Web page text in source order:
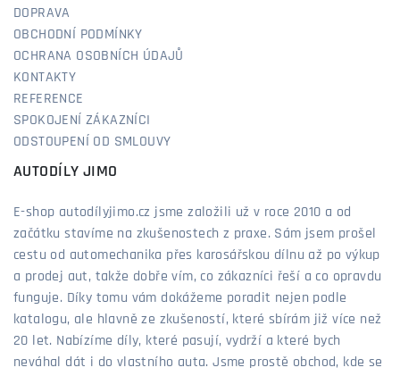
DOPRAVA
OBCHODNÍ PODMÍNKY
OCHRANA OSOBNÍCH ÚDAJŮ
KONTAKTY
REFERENCE
SPOKOJENÍ ZÁKAZNÍCI
ODSTOUPENÍ OD SMLOUVY
AUTODÍLY JIMO
E-shop autodílyjimo.cz jsme založili už v roce 2010 a od
začátku stavíme na zkušenostech z praxe. Sám jsem prošel
cestu od automechanika přes karosářskou dílnu až po výkup
a prodej aut, takže dobře vím, co zákazníci řeší a co opravdu
funguje. Díky tomu vám dokážeme poradit nejen podle
katalogu, ale hlavně ze zkušeností, které sbírám již více než
20 let. Nabízíme díly, které pasují, vydrží a které bych
neváhal dát i do vlastního auta. Jsme prostě obchod, kde se